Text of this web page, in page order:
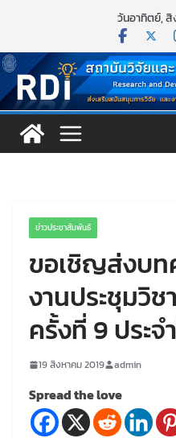
content
วันอาทิตย์,
ข่าวประชาสัมพันธ์
ขอเชิญส่งบท
งานประชุมวิช
ครั้งที่ 9 ประจ
19 สิงหาคม 2019 admin
Spread the love